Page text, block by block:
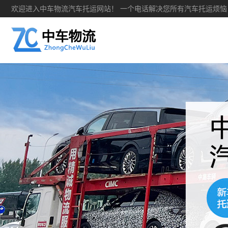
欢迎进入中车物流汽车托运网站！ 一个电话解决您所有汽车托运烦